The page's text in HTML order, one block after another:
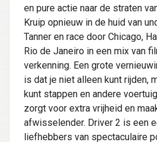
en pure actie naar de straten
Kruip opnieuw in de huid van
Tanner en race door Chicago,
Rio de Janeiro in een mix van
verkenning. Een grote
is dat je niet alleen kunt rijden,
kunt stappen en andere
zorgt voor extra vrijheid en
afwisselender. Driver 2 is een
liefhebbers van spectaculaire